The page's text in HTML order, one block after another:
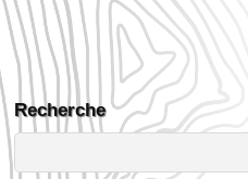
Recherche